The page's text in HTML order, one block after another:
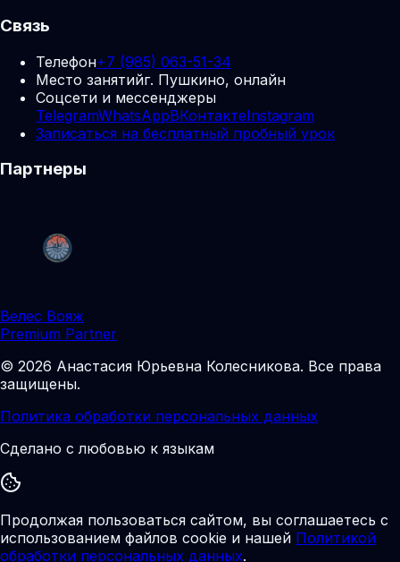
Связь
Телефон+7 (985) 063-51-34
Место занятийг. Пушкино, онлайн
Соцсети и мессенджеры
TelegramWhatsAppВКонтактеInstagram
Записаться на бесплатный пробный урок
Партнеры
Велес Вояж
Premium Partner
© 2026 Анастасия Юрьевна Колесникова. Все права
защищены.
Политика обработки персональных данных
Сделано с любовью к языкам
Продолжая пользоваться сайтом, вы соглашаетесь с
использованием файлов cookie и нашей Политикой
обработки персональных данных.